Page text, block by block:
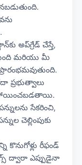
అప్‌గ్రేడ్ చేస్తే,
మరియు మీ
ప్రభుత్వాలు
సేకరించి,
చెల్లింపుకు
కొనుగోళ్లు రీఫండ్
ద్వారా ఎప్పుడైనా